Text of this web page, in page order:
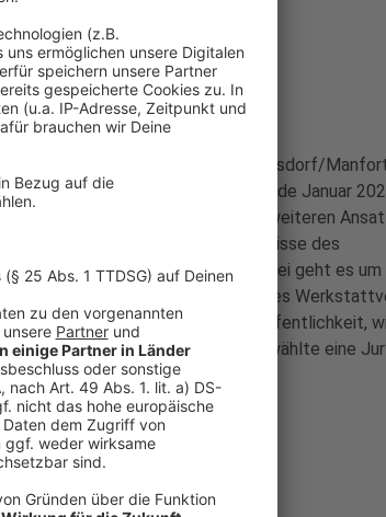
Wiesdorf/
Mitte bezog, ist bereits seit Ende Januar
nicht alles. Es gibt noch einen weiteren
September) wurden die Ergebnisse des
West präsentiert. Hierbei geht es um
Drei beauftragte Planungsteams des
und zeigten der interessierten Öffentlichkeit,
entwickeln könnte. Am Ende wählte eine
Online-Artikel.